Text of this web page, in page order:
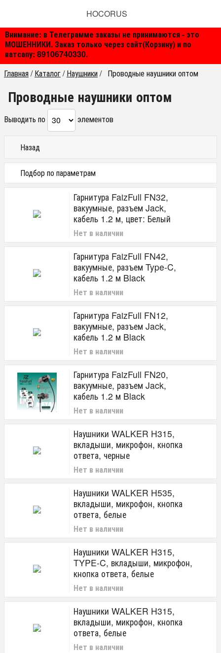
Внимание: в Телеграмме заказы не принимаются - это
МОШЕННИКИ. Заказ только через сайт(Корзину) и по
ватсапу: 89106740330.
HOCORUS
Главная/Каталог/Наушники/ Проводные наушники оптом
Проводные наушники оптом
Выводить по элементов
Назад
Подбор по параметрам
Цена
до
вкладыши
вставные (затычки)
внутриканальные (затычки)
полноразмерные
Опции наушников
с микрофоном
Hoco
SmartBuy
ROSS
Celebrat
DEFENDER
BOROFONE
Perfeo
MAIMI
Mietubl
Интерфейсы
линейный (разъем mini jack)
USB
Type-C
Jack 3,5 мм
Гарнитура FaizFull FN32,
вакуумные, разъем Jack,
кабель 1.2 м, цвет: Белый
Нет в наличии
Гарнитура FaizFull FN42,
вакуумные, разъем Type-C,
кабель 1.2 м Black
Нет в наличии
Гарнитура FaizFull FN12,
вакуумные, разъем Jack,
кабель 1.2 м Black
Нет в наличии
Гарнитура FaizFull FN20,
вакуумные, разъем Jack,
кабель 1.2 м Black
Нет в наличии
Наушники WALKER H315,
вкладыши, микрофон, кнопка
ответа, черные
Нет в наличии
Наушники WALKER H535,
вкладыши, микрофон, кнопка
ответа, белые
Нет в наличии
Наушники WALKER H315,
TYPE-C, вкладыши, микрофон,
кнопка ответа, белые
Нет в наличии
Наушники WALKER H315,
вкладыши, микрофон, кнопка
ответа, белые
Нет в наличии